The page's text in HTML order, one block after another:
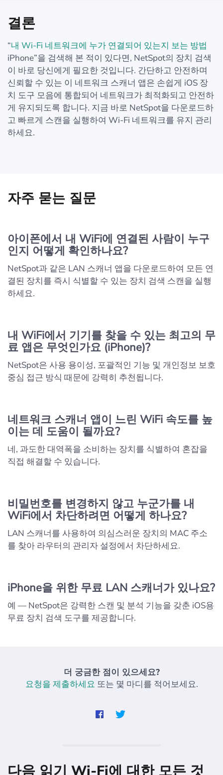
결론
“내 Wi-Fi 네트워크에 누가 연결되어 있는지 보는 방법
iPhone”을 검색해 본 적이 있다면, NetSpot의 장치 검색
이 바로 당신에게 필요한 것입니다. 간단하고 안전하며
신뢰할 수 있는 이 네트워크 스캐너 앱은 손쉽게 iOS 장
치 도구 모음에 통합되어 네트워크가 최적화되고 안전하
게 유지되도록 합니다. 지금 바로 NetSpot을 다운로드하
고 빠르게 스캔을 실행하여 Wi-Fi 네트워크를 유지 관리
하세요.
자주 묻는 질문
아이폰에서 내 WiFi에 연결된 사람이 누구
인지 어떻게 확인하나요?
NetSpot과 같은 LAN 스캐너 앱을 다운로드하여 모든 연
결된 장치를 즉시 식별할 수 있는 장치 검색 스캔을 실행
하세요.
내 WiFi에서 기기를 찾을 수 있는 최고의 무
료 앱은 무엇인가요 (iPhone)?
NetSpot은 사용 용이성, 포괄적인 기능 및 개인정보 보호
중심 접근 방식 때문에 강력히 추천됩니다.
네트워크 스캐너 앱이 느린 WiFi 속도를 높
이는 데 도움이 될까요?
네, 과도한 대역폭을 소비하는 장치를 식별하여 혼잡을
직접 해결할 수 있습니다.
비밀번호를 변경하지 않고 누군가를 내
WiFi에서 차단하려면 어떻게 하나요?
LAN 스캐너를 사용하여 의심스러운 장치의 MAC 주소
를 찾아 라우터의 관리자 설정에서 차단하세요.
iPhone을 위한 무료 LAN 스캐너가 있나요?
예 — NetSpot은 강력한 스캔 및 분석 기능을 갖춘 iOS용
무료 장치 검색 도구를 제공합니다.
더 궁금한 점이 있으세요?
요청을 제출하세요 또는 몇 마디를 적어보세요.
다음 읽기 Wi-Fi에 대한 모든 것